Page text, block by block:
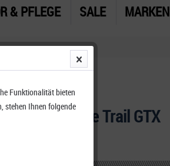
& PFLEGE SALE MARKEN
Meindl Lite Trail GTX
Funktionalität bieten
stehen Ihnen folgende